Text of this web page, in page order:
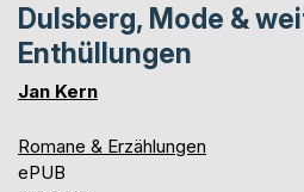
Dulsberg, Mode &
Enthüllungen
Jan Kern
Romane & Erzählungen
ePUB